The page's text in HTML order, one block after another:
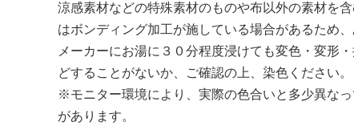
涼感素材などの特殊素材のものや布以外の素材を
はボンディング加工が施している場合があるため、
メーカーにお湯に３０分程度浸けても変色・変形
どすることがないか、ご確認の上、染色ください。
※モニター環境により、実際の色合いと多少異な
があります。